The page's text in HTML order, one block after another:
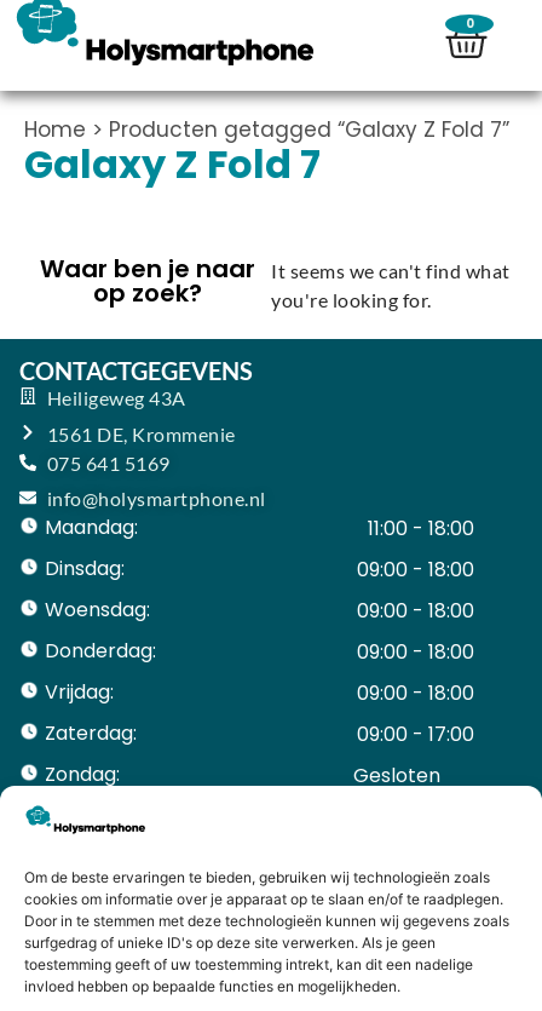
Om de beste ervaringen te bieden, gebruiken wij technologieën zoals
cookies om informatie over je apparaat op te slaan en/of te raadplegen.
Door in te stemmen met deze technologieën kunnen wij gegevens zoals
surfgedrag of unieke ID's op deze site verwerken. Als je geen
toestemming geeft of uw toestemming intrekt, kan dit een nadelige
invloed hebben op bepaalde functies en mogelijkheden.
0
Home > Producten getagged “Galaxy Z Fold 7”
Galaxy Z Fold 7
Waar ben je naar
op zoek?
It seems we can't find what
you're looking for.
CONTACTGEGEVENS
Heiligeweg 43A
1561 DE, Krommenie
075 641 5169
info@holysmartphone.nl
Maandag:
11:00 - 18:00
Dinsdag:
09:00 - 18:00
Woensdag:
09:00 - 18:00
Donderdag:
09:00 - 18:00
Vrijdag:
09:00 - 18:00
Zaterdag:
09:00 - 17:00
Zondag:
Gesloten ​ ​ ​ ​ ​ ​ ​
ACCOUNT
Mijn Account
Bestellingen
Mijn winkelwagen
HANDIGE LINKS
Levering en retourneren
Garantie